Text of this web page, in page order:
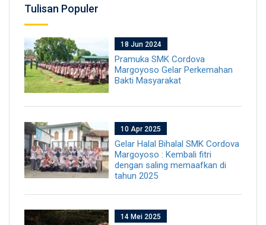
Tulisan Populer
18 Jun 2024
Pramuka SMK Cordova
Margoyoso Gelar Perkemahan
Bakti Masyarakat
10 Apr 2025
Gelar Halal Bihalal SMK Cordova
Margoyoso : Kembali fitri
dengan saling memaafkan di
tahun 2025
14 Mei 2025